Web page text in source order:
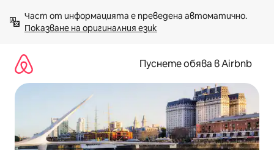
към
съдържанието
Показване на оригиналния език
Пуснете обява в Airbnb